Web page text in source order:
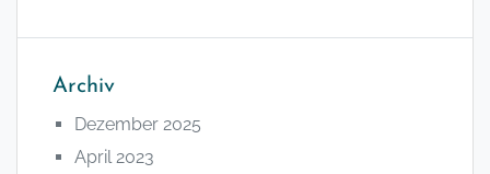
Archiv
Dezember 2025
April 2023